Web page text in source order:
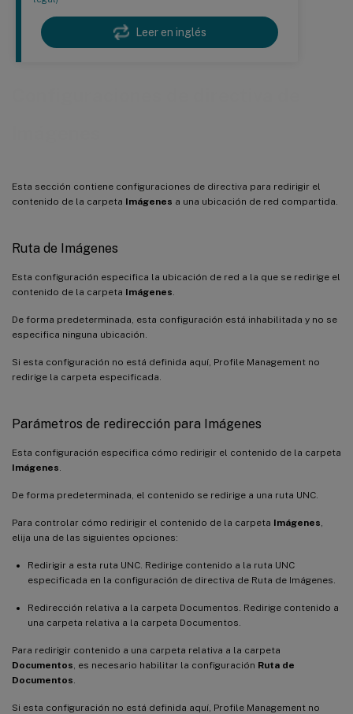
Leer en inglés
Esta sección contiene configuraciones de directiva para redirigir el
contenido de la carpeta Imágenes a una ubicación de red compartida.
Ruta de Imágenes
Esta configuración especifica la ubicación de red a la que se redirige el
contenido de la carpeta Imágenes
De forma predeterminada, esta configuración está inhabilitada y no se
especifica ninguna ubicación.
Si esta configuración no está definida aquí, Profile Management no
redirige la carpeta especificada.
Parámetros de redirección para Imágenes
Esta configuración especifica cómo redirigir el contenido de la carpeta
Imágenes
De forma predeterminada, el contenido se redirige a una ruta UNC.
Para controlar cómo redirigir el contenido de la carpeta Imágenes
elija una de las siguientes opciones:
Redirigir a esta ruta UNC. Redirige contenido a la ruta UNC
especificada en la configuración de directiva de Ruta de Imágenes.
Redirección relativa a la carpeta Documentos. Redirige contenido a
una carpeta relativa a la carpeta Documentos.
Para redirigir contenido a una carpeta relativa a la carpeta
Documentos , es necesario habilitar la configuración Ruta de
Documentos
Si esta configuración no está definida aquí, Profile Management no